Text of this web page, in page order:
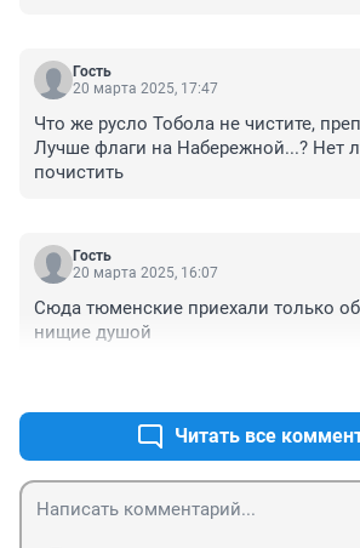
Гость
20 марта 2025, 17:47
Что же русло Тобола не чистите,
Лучше флаги на Набережной...? Нет
почистить
Гость
20 марта 2025, 16:07
Сюда тюменские приехали только
нищие душой
Читать все